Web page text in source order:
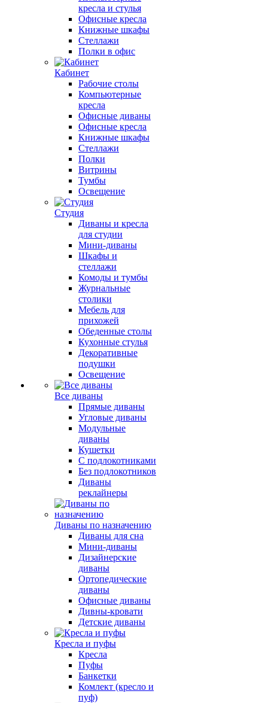
кресла и стулья
Офисные кресла
Книжные шкафы
Стеллажи
Полки в офис
Кабинет
Рабочие столы
Компьютерные
кресла
Офисные диваны
Офисные кресла
Книжные шкафы
Стеллажи
Полки
Витрины
Тумбы
Освещение
Студия
Диваны и кресла
для студии
Мини-диваны
Шкафы и
стеллажи
Комоды и тумбы
Журнальные
столики
Мебель для
прихожей
Обеденные столы
Кухонные стулья
Декоративные
подушки
Освещение
Все диваны
Прямые диваны
Угловые диваны
Модульные
диваны
Кушетки
С подлокотниками
Без подлокотников
Диваны
реклайнеры
Диваны по назначению
Диваны для сна
Мини-диваны
Дизайнерские
диваны
Ортопедические
диваны
Офисные диваны
Дивны-кровати
Детские диваны
Кресла и пуфы
Кресла
Пуфы
Банкетки
Комлект (кресло и
пуф)